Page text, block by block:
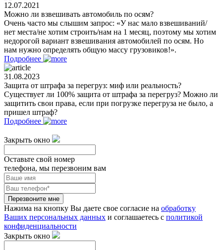
12.07.2021
Можно ли взвешивать автомобиль по осям?
Очень часто мы слышим запрос: «У нас мало взвешиваний/
нет места/не хотим строить/нам на 1 месяц, поэтому мы хотим
недорогой вариант взвешивания автомобилей по осям. Но
нам нужно определять общую массу грузовиков!».
Подробнее
31.08.2023
Защита от штрафа за перегруз: миф или реальность?
Существует ли 100% защита от штрафа за перегруз? Можно ли
защитить свои права, если при погрузке перегруза не было, а
пришел штраф?
Подробнее
Закрыть окно
Оставьте свой номер
телефона, мы перезвоним вам
Перезвоните мне
Нажима на кнопку Вы даете свое согласие на обработку
Ваших персональных данных и соглашаетесь с политикой
конфиденциальности
Закрыть окно